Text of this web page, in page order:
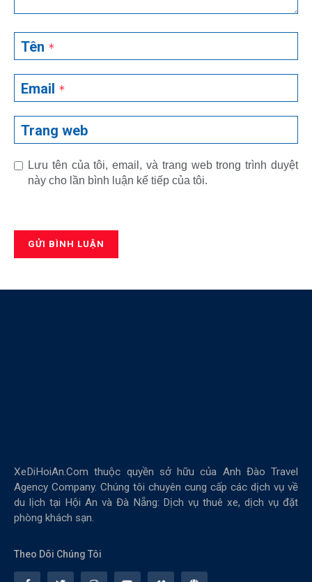
Tên *
Email *
Trang web
Lưu tên của tôi, email, và trang web trong trình duyệt
này cho lần bình luận kế tiếp của tôi.
XeDiHoiAn.Com thuộc quyền sở hữu của Anh Đào Travel
Agency Company. Chúng tôi chuyên cung cấp các dịch vụ về
du lịch tại Hội An và Đà Nẵng: Dịch vụ thuê xe, dịch vụ đặt
phòng khách sạn.
Theo Dõi Chúng Tôi